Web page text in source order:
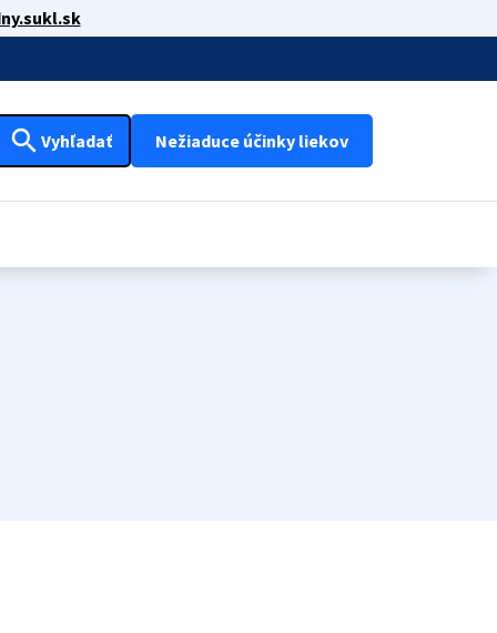
search Vyhľadať Nežiaduce účinky liekov